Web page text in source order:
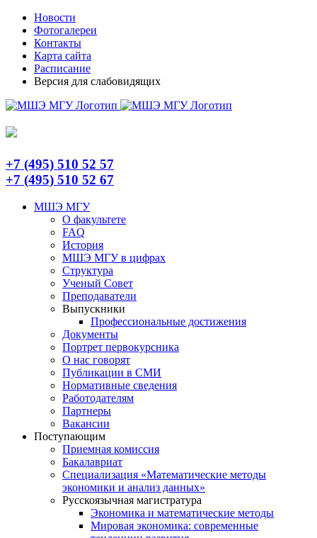
Skip
content
TelegramНовости
Фотогалереи
Контакты
Карта сайта
Расписание
Версия для слабовидящих
+7 (495) 510 52 57
+7 (495) 510 52 67
МШЭ МГУ
О факультете
FAQ
История
МШЭ МГУ в цифрах
Структура
Ученый Совет
Преподаватели
Выпускники
Профессиональные достижения
Документы
Портрет первокурсника
О нас говорят
Публикации в СМИ
Нормативные сведения
Работодателям
Партнеры
Вакансии
Поступающим
Приемная комиссия
Бакалавриат
Специализация «Математические методы
экономики и анализ данных»
Русскоязычная магистратура
Экономика и математические методы
Мировая экономика: современные